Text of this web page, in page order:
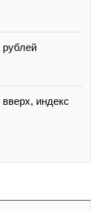
индекс